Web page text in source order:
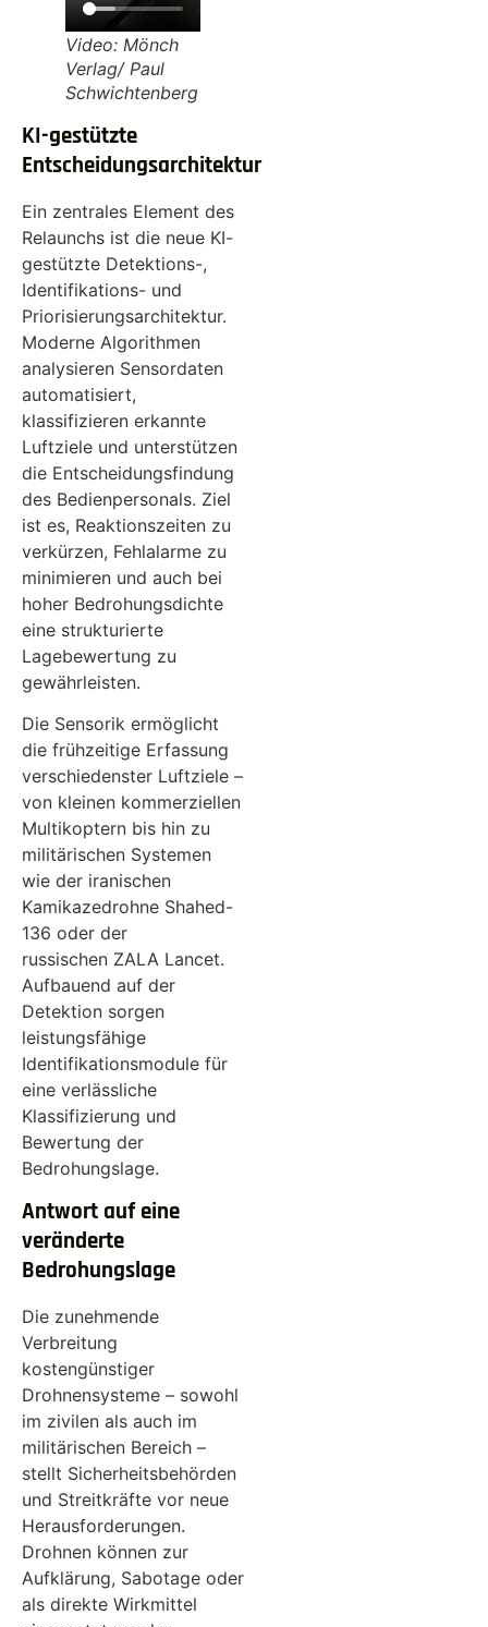
Video: Mönch
Verlag/ Paul
Schwichtenberg
KI-gestützte
Entscheidungsarchitektur
Ein zentrales Element des
Relaunchs ist die neue KI-
gestützte Detektions-,
Identifikations- und
Priorisierungsarchitektur.
Moderne Algorithmen
analysieren Sensordaten
automatisiert,
klassifizieren erkannte
Luftziele und unterstützen
die Entscheidungsfindung
des Bedienpersonals. Ziel
ist es, Reaktionszeiten zu
verkürzen, Fehlalarme zu
minimieren und auch bei
hoher Bedrohungsdichte
eine strukturierte
Lagebewertung zu
gewährleisten.
Die Sensorik ermöglicht
die frühzeitige Erfassung
verschiedenster Luftziele –
von kleinen kommerziellen
Multikoptern bis hin zu
militärischen Systemen
wie der iranischen
Kamikazedrohne Shahed-
136 oder der
russischen ZALA Lancet.
Aufbauend auf der
Detektion sorgen
leistungsfähige
Identifikationsmodule für
eine verlässliche
Klassifizierung und
Bewertung der
Bedrohungslage.
Antwort auf eine
veränderte
Bedrohungslage
Die zunehmende
Verbreitung
kostengünstiger
Drohnensysteme – sowohl
im zivilen als auch im
militärischen Bereich –
stellt Sicherheitsbehörden
und Streitkräfte vor neue
Herausforderungen.
Drohnen können zur
Aufklärung, Sabotage oder
als direkte Wirkmittel